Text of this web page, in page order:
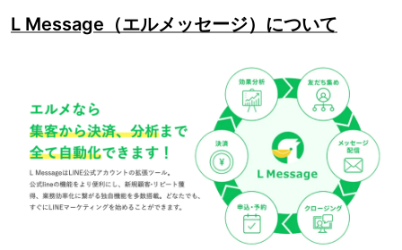
L Message（エルメッセージ）について